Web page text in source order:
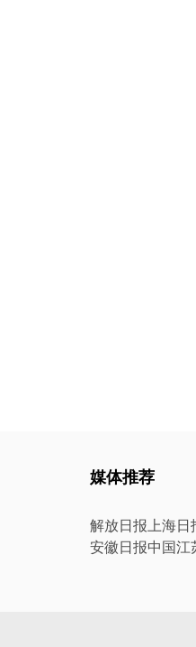
媒体推荐
解放日报上海日
安徽日报中国江